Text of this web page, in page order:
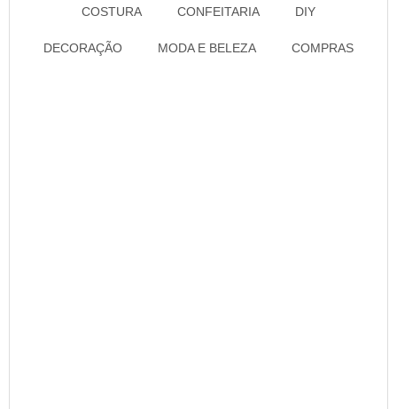
COSTURA CONFEITARIA DIY
DECORAÇÃO MODA E BELEZA COMPRAS